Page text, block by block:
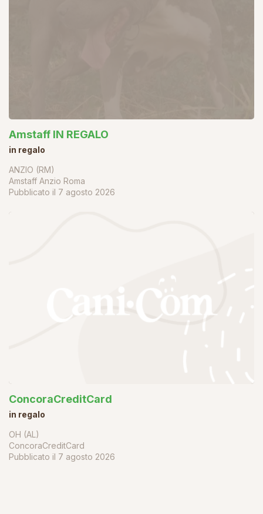
Amstaff IN REGALO
in regalo
ANZIO (RM)
Amstaff Anzio Roma
Pubblicato il 7 agosto 2026
ConcoraCreditCard
in regalo
OH (AL)
ConcoraCreditCard
Pubblicato il 7 agosto 2026